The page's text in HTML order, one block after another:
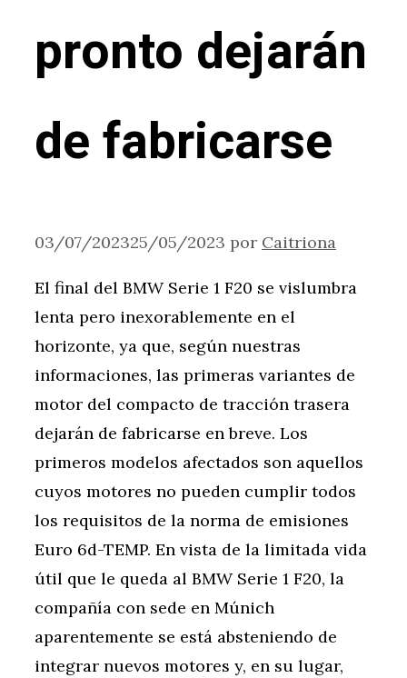
pronto dejarán
de fabricarse
03/07/202325/05/2023 por Caitriona
El final del BMW Serie 1 F20 se vislumbra
lenta pero inexorablemente en el
horizonte, ya que, según nuestras
informaciones, las primeras variantes de
motor del compacto de tracción trasera
dejarán de fabricarse en breve. Los
primeros modelos afectados son aquellos
cuyos motores no pueden cumplir todos
los requisitos de la norma de emisiones
Euro 6d-TEMP. En vista de la limitada vida
útil que le queda al BMW Serie 1 F20, la
compañía con sede en Múnich
aparentemente se está absteniendo de
integrar nuevos motores y, en su lugar,